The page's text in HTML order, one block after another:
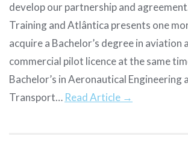
develop our partnership and
Training and Atlântica presents one
acquire a Bachelor’s degree in aviation
commercial pilot licence at the same
Bachelor’s in Aeronautical Engineering
Transport… Read Article →